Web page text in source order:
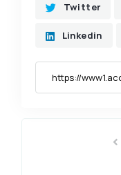
Twitter
Linkedin